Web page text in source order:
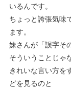
いるんです。
ちょっと誇張気味
ます。
妹さんが「誤字そ
そういうことじゃ
きれいな言い方を
どを見るのと